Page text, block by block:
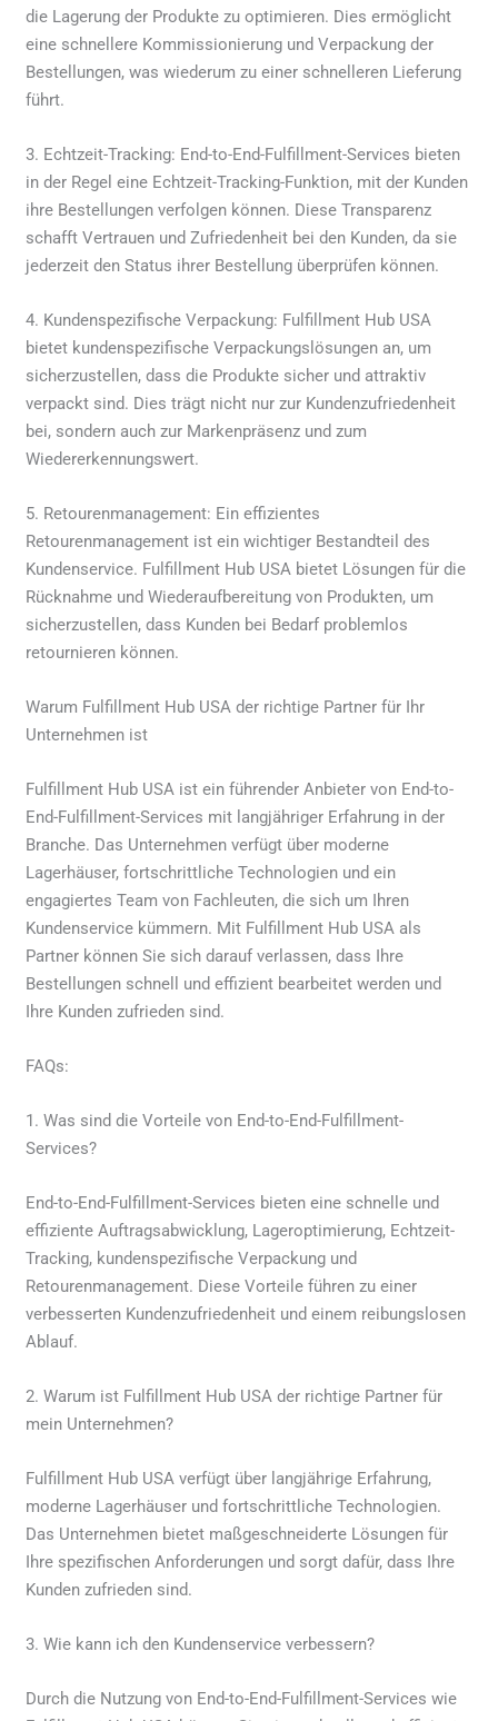
die Lagerung der Produkte zu optimieren. Dies ermöglicht
eine schnellere Kommissionierung und Verpackung der
Bestellungen, was wiederum zu einer schnelleren Lieferung
führt.
3. Echtzeit-Tracking: End-to-End-Fulfillment-Services bieten
in der Regel eine Echtzeit-Tracking-Funktion, mit der Kunden
ihre Bestellungen verfolgen können. Diese Transparenz
schafft Vertrauen und Zufriedenheit bei den Kunden, da sie
jederzeit den Status ihrer Bestellung überprüfen können.
4. Kundenspezifische Verpackung: Fulfillment Hub USA
bietet kundenspezifische Verpackungslösungen an, um
sicherzustellen, dass die Produkte sicher und attraktiv
verpackt sind. Dies trägt nicht nur zur Kundenzufriedenheit
bei, sondern auch zur Markenpräsenz und zum
Wiedererkennungswert.
5. Retourenmanagement: Ein effizientes
Retourenmanagement ist ein wichtiger Bestandteil des
Kundenservice. Fulfillment Hub USA bietet Lösungen für die
Rücknahme und Wiederaufbereitung von Produkten, um
sicherzustellen, dass Kunden bei Bedarf problemlos
retournieren können.
Warum Fulfillment Hub USA der richtige Partner für Ihr
Unternehmen ist
Fulfillment Hub USA ist ein führender Anbieter von End-to-
End-Fulfillment-Services mit langjähriger Erfahrung in der
Branche. Das Unternehmen verfügt über moderne
Lagerhäuser, fortschrittliche Technologien und ein
engagiertes Team von Fachleuten, die sich um Ihren
Kundenservice kümmern. Mit Fulfillment Hub USA als
Partner können Sie sich darauf verlassen, dass Ihre
Bestellungen schnell und effizient bearbeitet werden und
Ihre Kunden zufrieden sind.
FAQs:
1. Was sind die Vorteile von End-to-End-Fulfillment-
Services?
End-to-End-Fulfillment-Services bieten eine schnelle und
effiziente Auftragsabwicklung, Lageroptimierung, Echtzeit-
Tracking, kundenspezifische Verpackung und
Retourenmanagement. Diese Vorteile führen zu einer
verbesserten Kundenzufriedenheit und einem reibungslosen
Ablauf.
2. Warum ist Fulfillment Hub USA der richtige Partner für
mein Unternehmen?
Fulfillment Hub USA verfügt über langjährige Erfahrung,
moderne Lagerhäuser und fortschrittliche Technologien.
Das Unternehmen bietet maßgeschneiderte Lösungen für
Ihre spezifischen Anforderungen und sorgt dafür, dass Ihre
Kunden zufrieden sind.
3. Wie kann ich den Kundenservice verbessern?
Durch die Nutzung von End-to-End-Fulfillment-Services wie